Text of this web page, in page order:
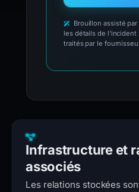
Brouillon assisté par
les détails de l'incident
traités par le
Infrastructure et
associés
Les relations stockées